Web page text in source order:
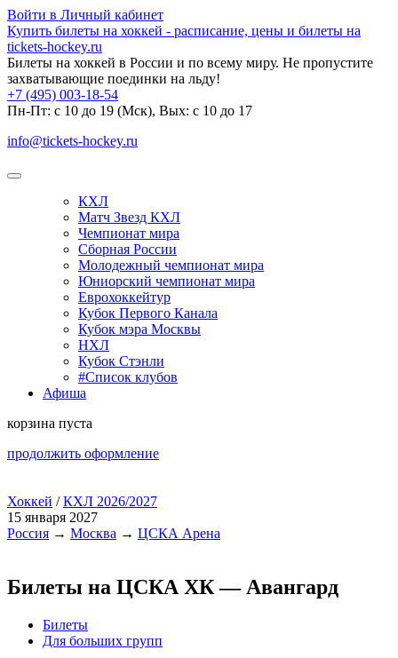
Войти в Личный кабинет
Купить билеты на хоккей - расписание, цены и билеты на
tickets-hockey.ru
Билеты на хоккей в России и по всему миру. Не пропустите
захватывающие поединки на льду!
+7 (495) 003-18-54
Пн-Пт: c 10 до 19 (Мск), Вых: с 10 до 17
info@tickets-hockey.ru
КХЛ
Матч Звезд КХЛ
Чемпионат мира
Сборная России
Молодежный чемпионат мира
Юниорский чемпионат мира
Еврохоккейтур
Кубок Первого Канала
Кубок мэра Москвы
НХЛ
Кубок Стэнли
#Список клубов
Афиша
корзина пуста
продолжить оформление
Хоккей /КХЛ 2026/2027
15 января 2027
Россия → Москва → ЦСКА Арена
Билеты на ЦСКА ХК — Авангард
Билеты
Для больших групп